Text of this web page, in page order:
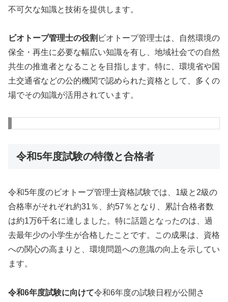
不可欠な知識と技術を提供します。
ビオトープ管理士の役割 ビオトープ管理士は、自然環境の
保全・再生に必要な幅広い知識を有し、地域社会での自然
共生の推進者となることを目指します。特に、環境省や国
土交通省などの公的機関で認められた資格として、多くの
場でその知識が活用されています。
令和5年度試験の特徴と合格者
令和5年度のビオトープ管理士資格試験では、1級と2級の
合格率がそれぞれ約31％、約57％となり、累計合格者数
は約1万6千名に達しました。特に話題となったのは、過
去最年少の小学生が合格したことです。この成果は、資格
への関心の高まりと、環境問題への意識の向上を示してい
ます。
令和6年度試験に向けて令和6年度の試験日程が公開さ